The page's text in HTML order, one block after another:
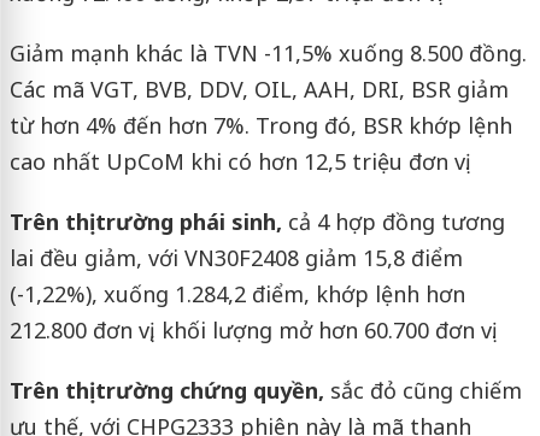
Giảm mạnh khác là TVN -11,5% xuống 8.500 đồng.
Các mã VGT, BVB, DDV, OIL, AAH, DRI, BSR giảm
từ hơn 4% đến hơn 7%. Trong đó, BSR khớp lệnh
cao nhất UpCoM khi có hơn 12,5 triệu đơn vị.
Trên thị trường phái sinh, cả 4 hợp đồng tương
lai đều giảm, với VN30F2408 giảm 15,8 điểm
(-1,22%), xuống 1.284,2 điểm, khớp lệnh hơn
212.800 đơn vị, khối lượng mở hơn 60.700 đơn vị.
Trên thị trường chứng quyền, sắc đỏ cũng chiếm
ưu thế, với CHPG2333 phiên này là mã thanh